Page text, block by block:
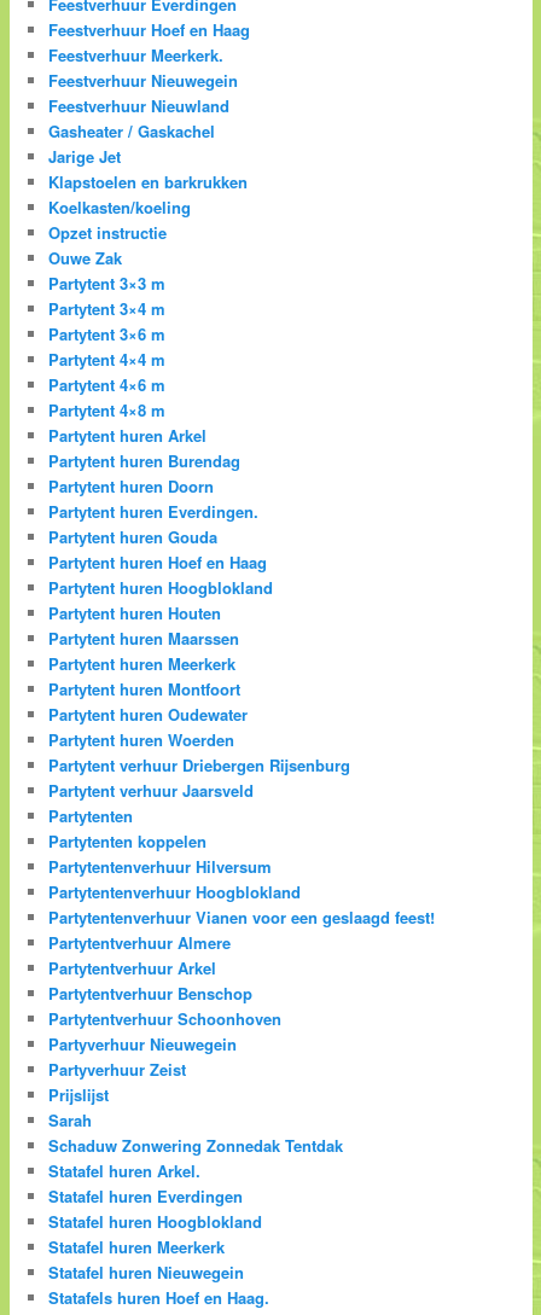
Feestverhuur Hoef en Haag
Feestverhuur Meerkerk.
Feestverhuur Nieuwegein
Feestverhuur Nieuwland
Gasheater / Gaskachel
Jarige Jet
Klapstoelen en barkrukken
Koelkasten/koeling
Opzet instructie
Ouwe Zak
Partytent 3×3 m
Partytent 3×4 m
Partytent 3×6 m
Partytent 4×4 m
Partytent 4×6 m
Partytent 4×8 m
Partytent huren Arkel
Partytent huren Burendag
Partytent huren Doorn
Partytent huren Everdingen.
Partytent huren Gouda
Partytent huren Hoef en Haag
Partytent huren Hoogblokland
Partytent huren Houten
Partytent huren Maarssen
Partytent huren Meerkerk
Partytent huren Montfoort
Partytent huren Oudewater
Partytent huren Woerden
Partytent verhuur Driebergen Rijsenburg
Partytent verhuur Jaarsveld
Partytenten
Partytenten koppelen
Partytentenverhuur Hilversum
Partytentenverhuur Hoogblokland
Partytentenverhuur Vianen voor een geslaagd feest!
Partytentverhuur Almere
Partytentverhuur Arkel
Partytentverhuur Benschop
Partytentverhuur Schoonhoven
Partyverhuur Nieuwegein
Partyverhuur Zeist
Prijslijst
Sarah
Schaduw Zonwering Zonnedak Tentdak
Statafel huren Arkel.
Statafel huren Everdingen
Statafel huren Hoogblokland
Statafel huren Meerkerk
Statafel huren Nieuwegein
Statafels huren Hoef en Haag.